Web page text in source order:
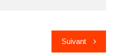
Suivant